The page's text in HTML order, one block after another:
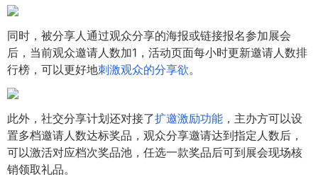
同时，被分享人通过观众分享的海报或链接报名参加展会
后，当前观众邀请人数加1，活动页面每小时更新邀请人数排
行榜，可以更好地刺激观众的分享欲。
此外，社交分享计划还对接了扩邀激励功能 ，主办方可以设
置多档邀请人数达标奖品，观众分享邀请达到指定人数后，
可以激活对应档次奖品池，任选一款奖品后可到展会现场核
销领取礼品。